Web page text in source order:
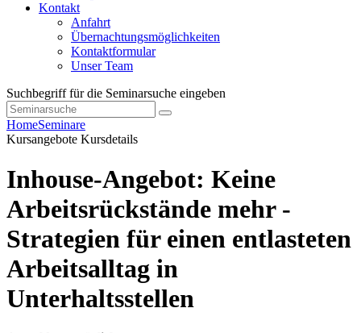
Kontakt
Anfahrt
Übernachtungsmöglichkeiten
Kontaktformular
Unser Team
Suchbegriff für die Seminarsuche eingeben
HomeSeminare
Kursangebote Kursdetails
Inhouse-Angebot: Keine
Arbeitsrückstände mehr -
Strategien für einen entlasteten
Arbeitsalltag in
Unterhaltsstellen